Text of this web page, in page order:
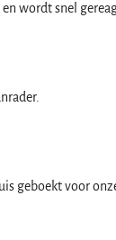
en wordt snel
geboekt voor